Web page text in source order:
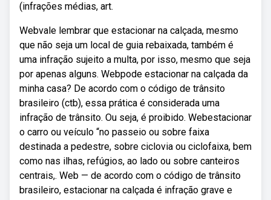
(infrações médias, art.
Webvale lembrar que estacionar na calçada, mesmo
que não seja um local de guia rebaixada, também é
uma infração sujeito a multa, por isso, mesmo que seja
por apenas alguns. Webpode estacionar na calçada da
minha casa? De acordo com o código de trânsito
brasileiro (ctb), essa prática é considerada uma
infração de trânsito. Ou seja, é proibido. Webestacionar
o carro ou veículo “no passeio ou sobre faixa
destinada a pedestre, sobre ciclovia ou ciclofaixa, bem
como nas ilhas, refúgios, ao lado ou sobre canteiros
centrais,. Web — de acordo com o código de trânsito
brasileiro, estacionar na calçada é infração grave e